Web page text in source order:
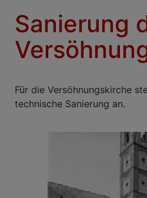
Sanierung
Für die Versöhnungskirche
technische Sanierung an.